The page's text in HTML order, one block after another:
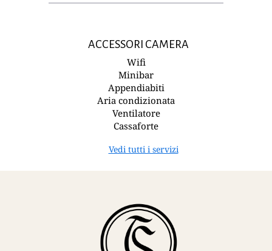
ACCESSORI CAMERA
Wifi
Minibar
Appendiabiti
Aria condizionata
Ventilatore
Cassaforte
Vedi tutti i servizi